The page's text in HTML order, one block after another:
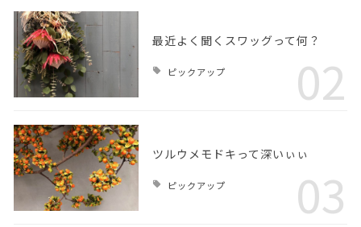
最近よく聞くスワッグって何？
ピックアップ 02
ツルウメモドキって深いぃぃ
ピックアップ 03